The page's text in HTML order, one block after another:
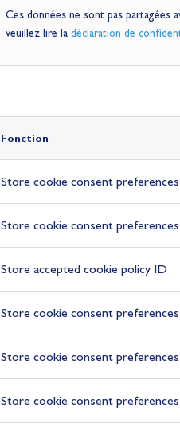
Ces données ne sont pas partagées
veuillez lire la déclaration de
Fonction
Store cookie consent preferences
Fonction
Store cookie consent preferences
Fonction
Store accepted cookie policy ID
Fonction
Store cookie consent preferences
Fonction
Store cookie consent preferences
Fonction
Store cookie consent preferences
Fonction
Fonction